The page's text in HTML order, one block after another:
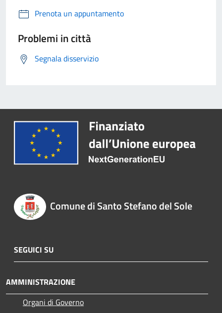
Prenota un appuntamento
Problemi in città
Segnala disservizio
Comune di Santo Stefano del Sole
SEGUICI SU
AMMINISTRAZIONE
Organi di Governo